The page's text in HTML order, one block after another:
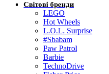
Світові бренди
LEGO
Hot Wheels
L.O.L. Surprise
#Sbabam
Paw Patrol
Barbie
TechnoDrive